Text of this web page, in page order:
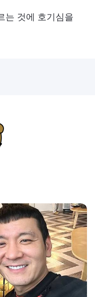
는 것에 호기심을